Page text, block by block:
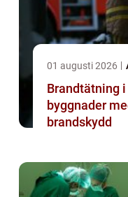
01 augusti 2026
Brandtätning i
byggnader
brandskydd